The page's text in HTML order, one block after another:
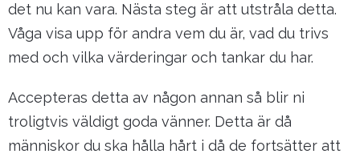
det nu kan vara. Nästa steg är att utstråla detta.
Våga visa upp för andra vem du är, vad du trivs
med och vilka värderingar och tankar du har.
Accepteras detta av någon annan så blir ni
troligtvis väldigt goda vänner. Detta är då
människor du ska hålla hårt i då de fortsätter att